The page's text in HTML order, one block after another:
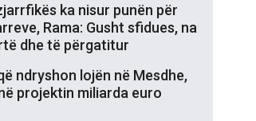
ka nisur punën për
Rama: Gusht sfidues, na
dhe të përgatitur
ndryshon lojën në Mesdhe,
projektin miliarda euro